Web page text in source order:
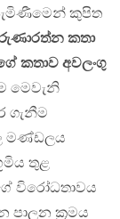
කුපිත
කතා
කතාව අවලංගු
මෙවැනි
ගැනීම
මණ්ඩලය
තුළ
විරෝධතාවය
පාලන ක‍්‍රමය